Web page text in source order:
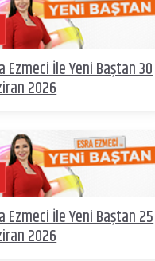
Ezmeci İle Yeni Baştan 30
2026
Ezmeci İle Yeni Baştan 25
2026